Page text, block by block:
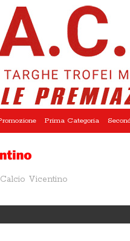
Prima Categoria
Vicentino